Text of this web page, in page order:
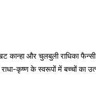
और चुलबुली राधिका फैन्सी
कृष्ण के स्वरूपों में बच्चों का